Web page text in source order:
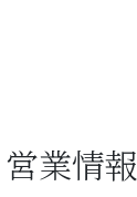
営業情報